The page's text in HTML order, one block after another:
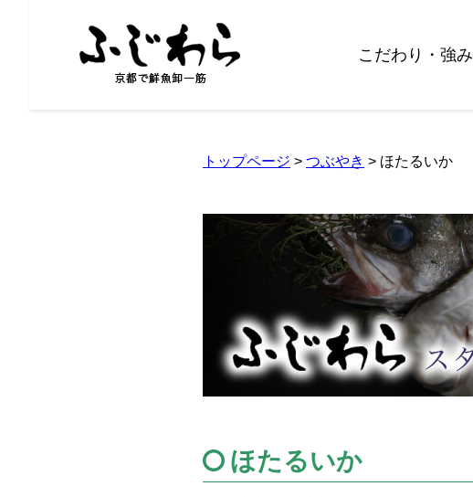
こだわり・強み
トップページ > つぶやき > ほたるいか
ほたるいか